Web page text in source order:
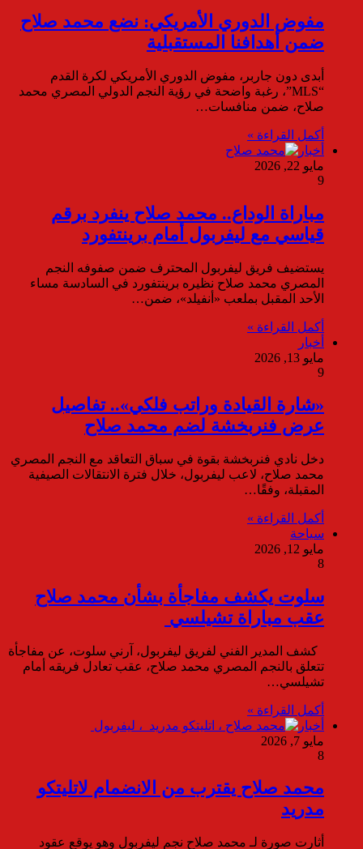
مفوض الدوري الأمريكي: نضع محمد صلاح
ضمن أهدافنا المستقبلية
أبدى دون جاربر، مفوض الدوري الأمريكي لكرة القدم
“MLS”، رغبة واضحة في رؤية النجم الدولي المصري محمد
صلاح، ضمن منافسات…
أكمل القراءة »
أخبار
مايو 22, 2026
9
مباراة الوداع.. محمد صلاح ينفرد برقم
قياسي مع ليفربول أمام برينتفورد
يستضيف فريق ليفربول المحترف ضمن صفوفه النجم
المصري محمد صلاح نظيره برينتفورد في السادسة مساء
الأحد المقبل بملعب «أنفيلد»، ضمن…
أكمل القراءة »
أخبار
مايو 13, 2026
9
«شارة القيادة وراتب فلكي».. تفاصيل
عرض فنربخشة لضم محمد صلاح
دخل نادي فنربخشة بقوة في سباق التعاقد مع النجم المصري
محمد صلاح، لاعب ليفربول، خلال فترة الانتقالات الصيفية
المقبلة، وفقًا…
أكمل القراءة »
سياحة
مايو 12, 2026
8
سلوت يكشف مفاجأة بشأن محمد صلاح
عقب مباراة تشيلسي
كشف المدير الفني لفريق ليفربول، آرني سلوت، عن مفاجأة
تتعلق بالنجم المصري محمد صلاح، عقب تعادل فريقه أمام
تشيلسي…
أكمل القراءة »
أخبار
مايو 7, 2026
8
محمد صلاح يقترب من الانضمام لاتليتكو
مدريد
أثارت صورة لـ محمد صلاح نجم ليفربول وهو يوقع عقود